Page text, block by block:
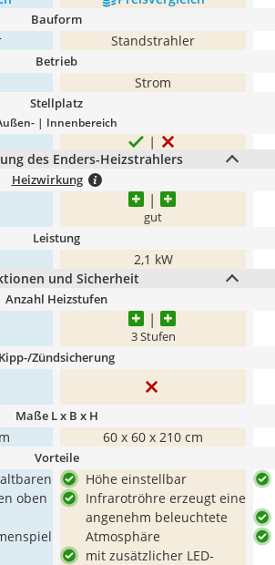
Bauform
Standstrahler
Betrieb
Strom
Stellplatz
| Innenbereich
des Enders-Heizstrahlers
Heizwirkung
gut
Leistung
2,1 kW
und Sicherheit
Anzahl Heizstufen
3 Stufen
Kipp-/Zündsicherung
Maße L x B x H
60 x 60 x 210 cm
Vorteile
oben
Höhe einstellbar
Infrarotröhre erzeugt eine
angenehm beleuchtete
Atmosphäre
mit zusätzlicher LED-